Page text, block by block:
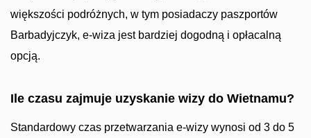
większości podróżnych, w tym posiadaczy paszportów
Barbadyjczyk, e-wiza jest bardziej dogodną i opłacalną
opcją.
Ile czasu zajmuje uzyskanie wizy do Wietnamu?
Standardowy czas przetwarzania e-wizy wynosi od 3 do 5